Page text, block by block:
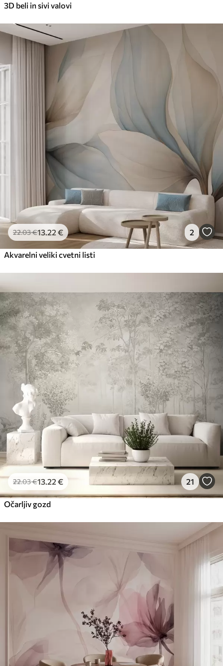
3D beli in sivi valovi
22.03€13.22 € 2
Akvarelni veliki cvetni listi
22.03€13.22 € 21
Očarljiv gozd